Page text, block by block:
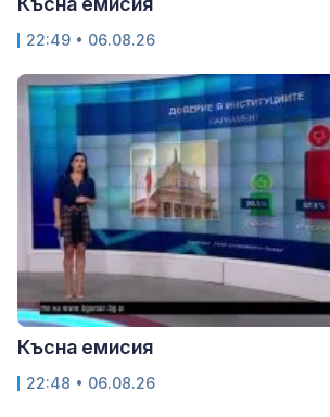
22:49 • 06.08.26
Късна емисия
22:48 • 06.08.26